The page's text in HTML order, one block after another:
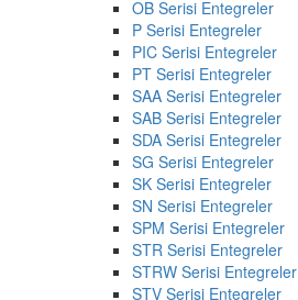
OB Serisi Entegreler
P Serisi Entegreler
PIC Serisi Entegreler
PT Serisi Entegreler
SAA Serisi Entegreler
SAB Serisi Entegreler
SDA Serisi Entegreler
SG Serisi Entegreler
SK Serisi Entegreler
SN Serisi Entegreler
SPM Serisi Entegreler
STR Serisi Entegreler
STRW Serisi Entegreler
STV Serisi Entegreler